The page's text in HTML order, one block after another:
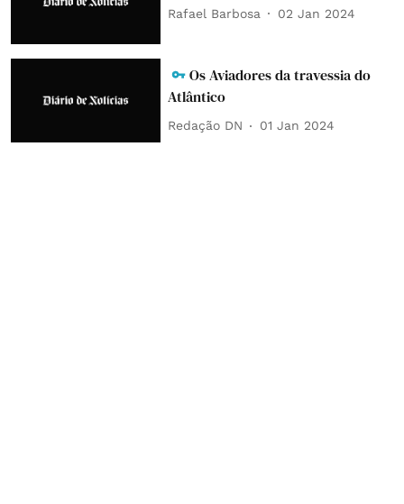
Rafael Barbosa 02 Jan 2024
Os Aviadores da travessia do
Atlântico
Redação DN 01 Jan 2024